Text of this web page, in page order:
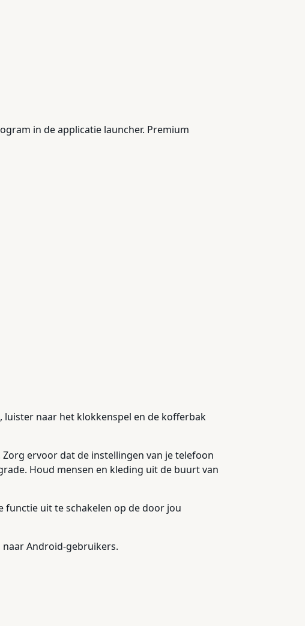
in de applicatie launcher. Premium
luister naar het klokkenspel en de kofferbak
ervoor dat de instellingen van je telefoon
Houd mensen en kleding uit de buurt van
functie uit te schakelen op de door jou
naar Android-gebruikers.